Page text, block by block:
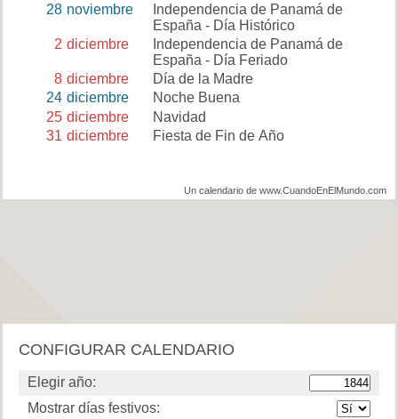
28 noviembre
Independencia de Panamá de
España - Día Histórico
2 diciembre
Independencia de Panamá de
España - Día Feriado
8 diciembre
Día de la Madre
24 diciembre
Noche Buena
25 diciembre
Navidad
31 diciembre Fiesta de Fin de Año
Un calendario de www.CuandoEnElMundo.com
CONFIGURAR CALENDARIO
Elegir año:
Mostrar días festivos: